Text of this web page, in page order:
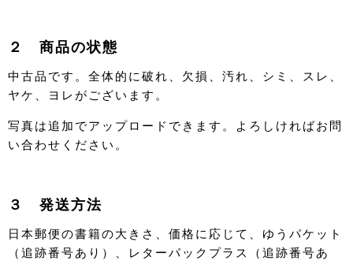
２ 商品の状態
中古品です。全体的に破れ、欠損、汚れ、シミ、スレ、
ヤケ、ヨレがございます。
写真は追加でアップロードできます。よろしければお問
い合わせください。
３ 発送方法
日本郵便の書籍の大きさ、価格に応じて、ゆうパケット
（追跡番号あり）、レターパックプラス（追跡番号あ